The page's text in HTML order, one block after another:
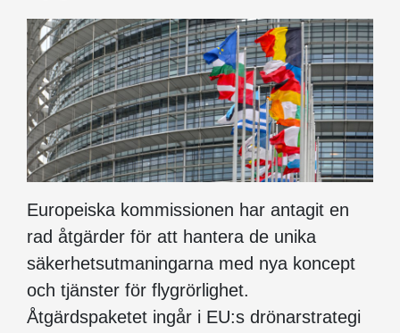
Europeiska kommissionen har antagit en
rad åtgärder för att hantera de unika
säkerhetsutmaningarna med nya koncept
och tjänster för flygrörlighet.
Åtgärdspaketet ingår i EU:s drönarstrategi